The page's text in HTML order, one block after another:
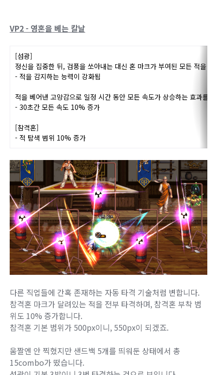
VP2 - 영혼을 베는 칼날
[섬광]
정신을 집중한 뒤, 검풍을 쏘아내는 대신 혼 마크가 부여된 모든 적을 베
- 적을 감지하는 능력이 강화됨
적을 베어낸 고앙감으로 일정 시간 동안 모든 속도가 상승하는 효과를
- 30초간 모든 속도 10% 증가
[참격혼]
- 적 탐색 범위 10% 증가
다른 직업들에 간혹 존재하는 자동 타격 기술처럼 변합니다.
참격혼 마크가 달려있는 적을 전부 타격하며, 참격혼 부착 범
위도 10% 증가합니다.
참격혼 기본 범위가 500px이니, 550px이 되겠죠.
움짤엔 안 찍혔지만 샌드백 5개를 띄워둔 상태에서 총
15combo가 떴습니다.